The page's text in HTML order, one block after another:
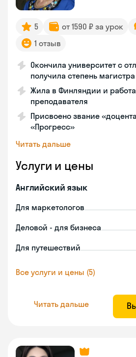
5 от 1590 ₽ за урок
1 отзыв
Окончила университет с
получила степень магистра
Жила в Финляндии и
преподавателя
Присвоено звание
«Прогресс»
Читать дальше
Услуги и цены
Английский язык
Для маркетологов
Деловой - для бизнеса
Для путешествий
Все услуги и цены (5)
Читать дальше